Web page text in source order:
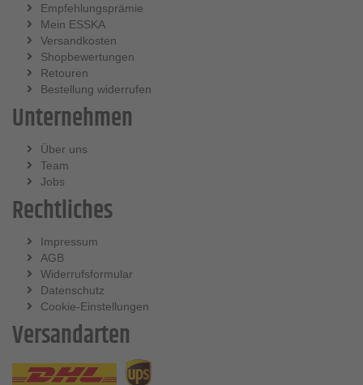
Empfehlungsprämie
Mein ESSKA
Versandkosten
Shopbewertungen
Retouren
Bestellung widerrufen
Unternehmen
Über uns
Team
Jobs
Rechtliches
Impressum
AGB
Widerrufsformular
Datenschutz
Cookie-Einstellungen
Versandarten